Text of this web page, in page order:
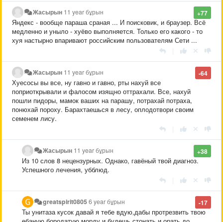
+77
Жасырын 11 year бұрын
Яндекс - вообще параша сраная ... И поисковик, и браузер. Всё
медленно и уныло - хуёво выполняется. Только его какого - то
хуя настырно впаривают российским пользователям Сети ...
-64
Жасырын 11 year бұрын
Хуесосы вы все, ну гавно и гавно, рты нахуй все
поприоткрывали и фалосом изящно оттрахали. Все, нахуй
пошли пидоры, мамок ваших на парашу, потрахай потраха,
понюхай пороху. Барахтаешься в лесу, оплодотвори своим
семенем лису.
+38
Жасырын 11 year бұрын
Из 10 слов 8 нецензурных. Однако, гавёный твой диагноз.
Успешного лечения, убблюд.
-17
greatspirit08056 year бұрын
Ты унитаза кусок давай я тебе вдую,дабы протрезвить твою